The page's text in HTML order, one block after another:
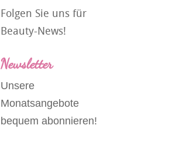
Folgen Sie uns für
Beauty-News!
Newsletter
Unsere
Monatsangebote
bequem abonnieren!